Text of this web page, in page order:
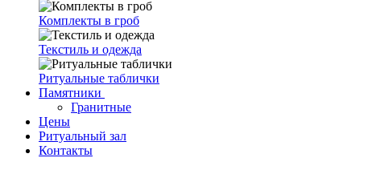
Комплекты в гроб
Текстиль и одежда
Ритуальные таблички
Памятники
Гранитные
Цены
Ритуальный зал
Контакты